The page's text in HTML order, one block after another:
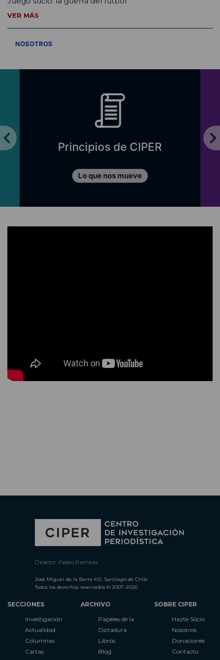
VER MÁS
NOSOTROS
Principios de CIPER
Lo que nos mueve
Director: Pedro Ramírez
José Miguel de la Barra 412, Santiago de Chile
Todos los derechos reservados © 2007-2026
SECCIONES
Investigación
Actualidad
Columnas
Cartas
ARCHIVO
Papeles de la
Dictadura
Libros
Blog
SOBRE CIPER
Hazte Socio
Nosotros
Donaciones
Contacto